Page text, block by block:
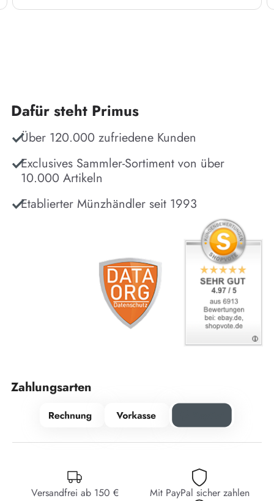
Dafür steht Primus
Über 120.000 zufriedene Kunden
Exclusives Sammler-Sortiment von über
10.000 Artikeln
Etablierter Münzhändler seit 1993
Zahlungsarten
Versandfrei ab 150 € Mit PayPal sicher zahlen